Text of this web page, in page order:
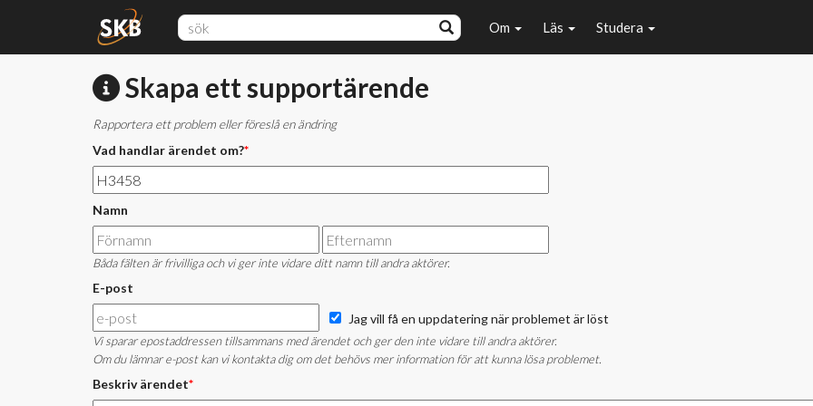
Om Läs Studera
Skapa ett supportärende
Rapportera ett problem eller föreslå en ändring
Vad handlar ärendet om?*
Namn
Båda fälten är frivilliga och vi ger inte vidare ditt namn till andra aktörer.
E-post
Jag vill få en uppdatering när problemet är löst
Vi sparar epostaddressen tillsammans med ärendet och ger den inte vidare till andra aktörer.
Om du lämnar e-post kan vi kontakta dig om det behövs mer information för att kunna lösa problemet.
Beskriv ärendet*